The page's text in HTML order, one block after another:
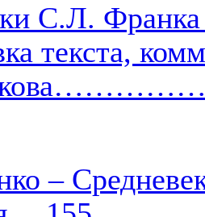
С.Л.
текста,
–